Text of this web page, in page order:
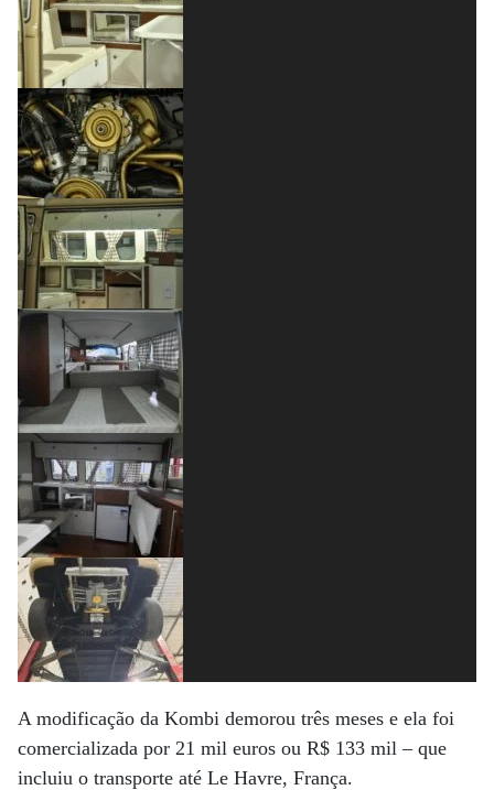
A modificação da Kombi demorou três meses e ela foi
comercializada por 21 mil euros ou R$ 133 mil – que
incluiu o transporte até Le Havre, França.